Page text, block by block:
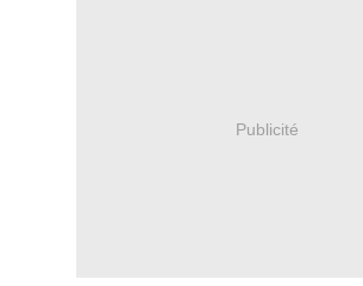
Publicité